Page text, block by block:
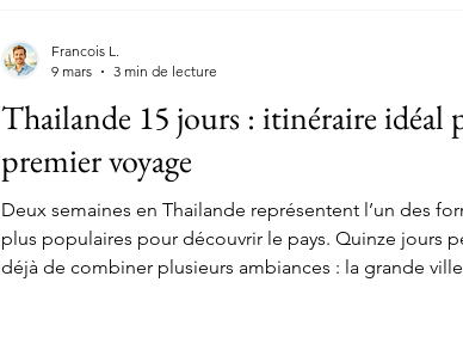
Thailande 15 jours : itinéraire idéal
premier voyage
Deux semaines en Thailande représentent l’un des
plus populaires pour découvrir le pays. Quinze jours
déjà de combiner plusieurs ambiances : la grande
Francois L.
9 mars
3 min de lecture